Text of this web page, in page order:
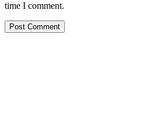
time I comment.